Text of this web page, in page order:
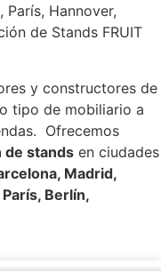
París, Hannover,
de Stands FRUIT
y constructores de
tipo de mobiliario a
Ofrecemos
de stands en ciudades
Madrid,
Berlín,